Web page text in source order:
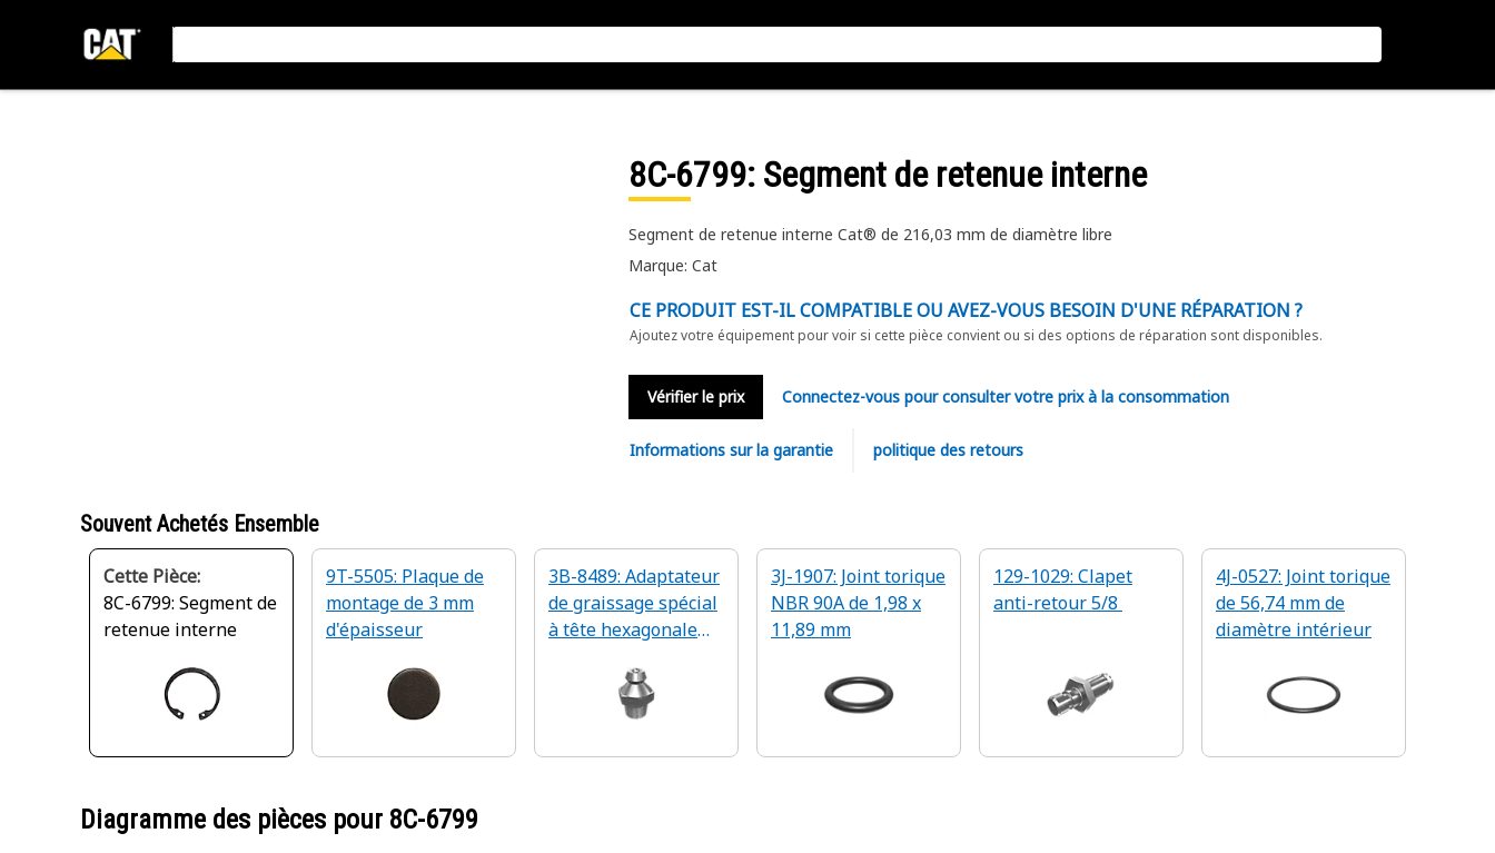
8C-6799: Segment de retenue interne
Segment de retenue interne Cat® de 216,03 mm de diamètre libre
Marque: Cat
CE PRODUIT EST-IL COMPATIBLE OU AVEZ-VOUS BESOIN D'UNE RÉPARATION ?
Ajoutez votre équipement pour voir si cette pièce convient ou si des options de réparation sont disponibles.
Vérifier le prix Connectez-vous pour consulter votre prix à la consommation
Informations sur la garantie politique des retours
Souvent Achetés Ensemble
Cette Pièce:
8C-6799: Segment de
retenue interne
9T-5505: Plaque de
montage de 3 mm
d'épaisseur
3B-8489: Adaptateur
de graissage spécial
à tête hexagonale
3J-1907: Joint torique
NBR 90A de 1,98 x
11,89 mm
129-1029: Clapet
anti-retour 5/8
4J-0527: Joint torique
de 56,74 mm de
diamètre intérieur
Diagramme des pièces pour 8C-6799